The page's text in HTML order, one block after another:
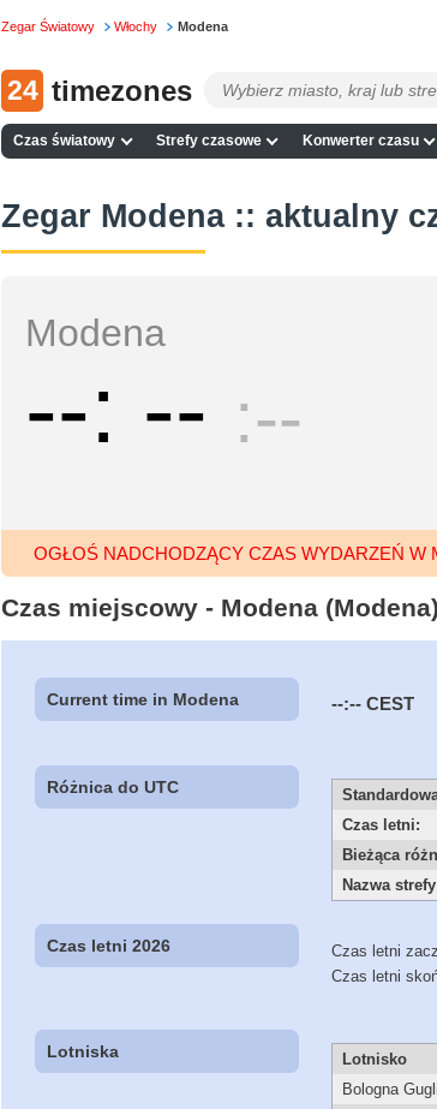
Zegar Światowy Włochy Modena
24 timezones
Czas światowy Strefy czasowe Konwerter czasu
Zegar Modena :: aktualny
Modena
-- -- --
OGŁOŚ NADCHODZĄCY CZAS WYDARZEŃ W
Czas miejscowy - Modena
Current time in Modena --:-- CEST
Różnica do UTC
Czas letni:
Bieżąca
Nazwa
Czas letni 2026
Czas letni
Czas letni
Lotniska Lotnisko
Bologna